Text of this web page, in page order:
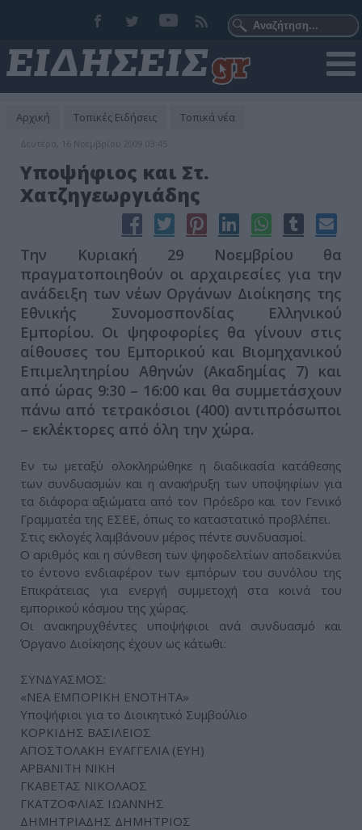
Αρχική Τοπικές Ειδήσεις Τοπικά νέα
Δευτέρα, 16 Νοεμβρίου 2009 03:45
Υποψήφιος και Στ.
Χατζηγεωργιάδης
Την Κυριακή 29 Νοεμβρίου θα
πραγματοποιηθούν οι αρχαιρεσίες για την
ανάδειξη των νέων Οργάνων Διοίκησης της
Εθνικής Συνομοσπονδίας Ελληνικού
Εμπορίου. Οι ψηφοφορίες θα γίνουν στις
αίθουσες του Εμπορικού και Βιομηχανικού
Επιμελητηρίου Αθηνών (Ακαδημίας 7) και
από ώρας 9:30 – 16:00 και θα συμμετάσχουν
πάνω από τετρακόσιοι (400) αντιπρόσωποι
– εκλέκτορες από όλη την χώρα.
Εν τω μεταξύ ολοκληρώθηκε η διαδικασία κατάθεσης
των συνδυασμών και η ανακήρυξη των υποψηφίων για
τα διάφορα αξιώματα από τον Πρόεδρο και τον Γενικό
Γραμματέα της ΕΣΕΕ, όπως το καταστατικό προβλέπει.
Στις εκλογές λαμβάνουν μέρος πέντε συνδυασμοί.
Ο αριθμός και η σύνθεση των ψηφοδελτίων αποδεικνύει
το έντονο ενδιαφέρον των εμπόρων του συνόλου της
Επικράτειας για ενεργή συμμετοχή στα κοινά του
εμπορικού κόσμου της χώρας.
Οι ανακηρυχθέντες υποψήφιοι ανά συνδυασμό και
Όργανο Διοίκησης έχουν ως κάτωθι:
ΣΥΝΔΥΑΣΜΟΣ:
«ΝΕΑ ΕΜΠΟΡΙΚΗ ΕΝΟΤΗΤΑ»
Υποψήφιοι για το Διοικητικό Συμβούλιο
ΚΟΡΚΙΔΗΣ ΒΑΣΙΛΕΙΟΣ
ΑΠΟΣΤΟΛΑΚΗ ΕΥΑΓΓΕΛΙΑ (ΕΥΗ)
ΑΡΒΑΝΙΤΗ ΝΙΚΗ
ΓΚΑΒΕΤΑΣ ΝΙΚΟΛΑΟΣ
ΓΚΑΤΖΟΦΛΙΑΣ ΙΩΑΝΝΗΣ
ΔΗΜΗΤΡΙΑΔΗΣ ΔΗΜΗΤΡΙΟΣ